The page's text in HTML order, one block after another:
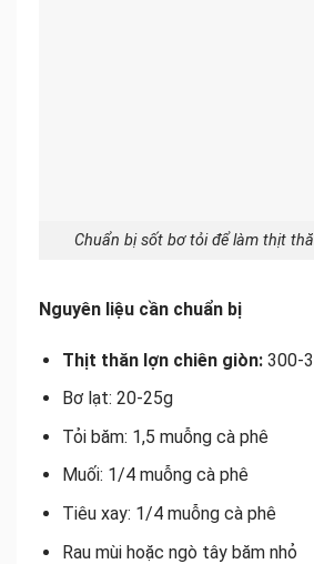
Chuẩn bị sốt bơ tỏi để làm thịt
Nguyên liệu cần chuẩn bị
Thịt thăn lợn chiên giòn:300-
Bơ lạt: 20-25g
Tỏi băm: 1,5 muỗng cà phê
Muối: 1/4 muỗng cà phê
Tiêu xay: 1/4 muỗng cà phê
Rau mùi hoặc ngò tây băm nhỏ